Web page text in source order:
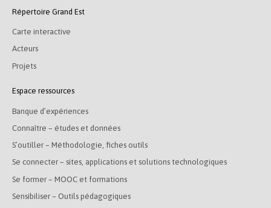
Répertoire Grand Est
Carte interactive
Acteurs
Projets
Espace ressources
Banque d’expériences
Connaître – études et données
S’outiller – Méthodologie, fiches outils
Se connecter – sites, applications et solutions technologiques
Se former – MOOC et formations
Sensibiliser – Outils pédagogiques